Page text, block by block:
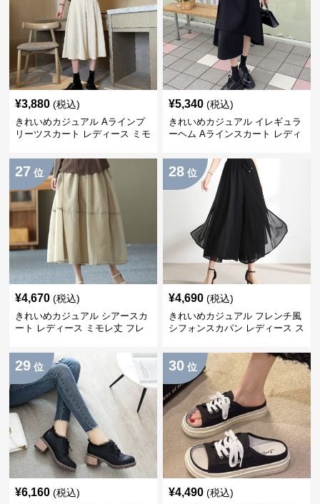
¥3,880 (税込)
きれいめカジュアル Aラインプ
リーツスカート レディース ミモ
ア 体型カバー 着痩せ
¥5,340 (税込)
きれいめカジュアル イレギュラ
ーヘム Aラインスカート レディ
サイズ 体型カバー 着痩せ
27 位
¥4,670 (税込)
きれいめカジュアル シアースカ
ート レディース ミモレ丈 フレ
上品 大人 ナチュラル
28 位
¥4,690 (税込)
きれいめカジュアル フレンチ風
シフォンスカパン レディース ス
品 高見え ワイドシルエット
29 位
¥6,160 (税込)
30 位
¥4,490 (税込)